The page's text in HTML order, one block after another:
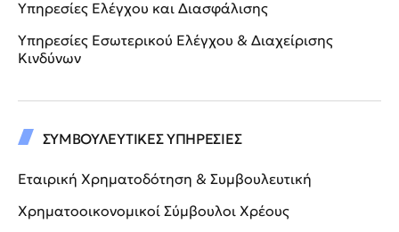
Υπηρεσίες Ελέγχου και Διασφάλισης
Υπηρεσίες Εσωτερικού Ελέγχου & Διαχείρισης
Κινδύνων
ΣΥΜΒΟΥΛΕΥΤΙΚΕΣ ΥΠΗΡΕΣΙΕΣ
Εταιρική Χρηματοδότηση & Συμβουλευτική
Χρηματοοικονομικοί Σύμβουλοι Χρέους